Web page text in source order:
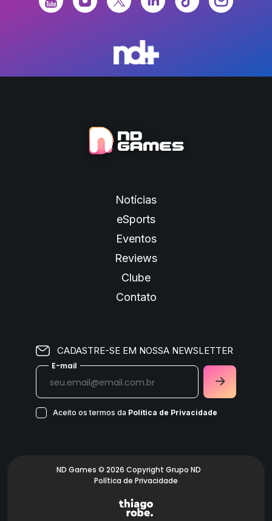
Notícias
eSports
Eventos
Reviews
Clube
Contato
CADASTRE-SE EM NOSSA NEWSLETTER
E-mail
Aceito os termos da Política de Privacidade
ND Games © 2026 Copyright Grupo ND
Política de Privacidade